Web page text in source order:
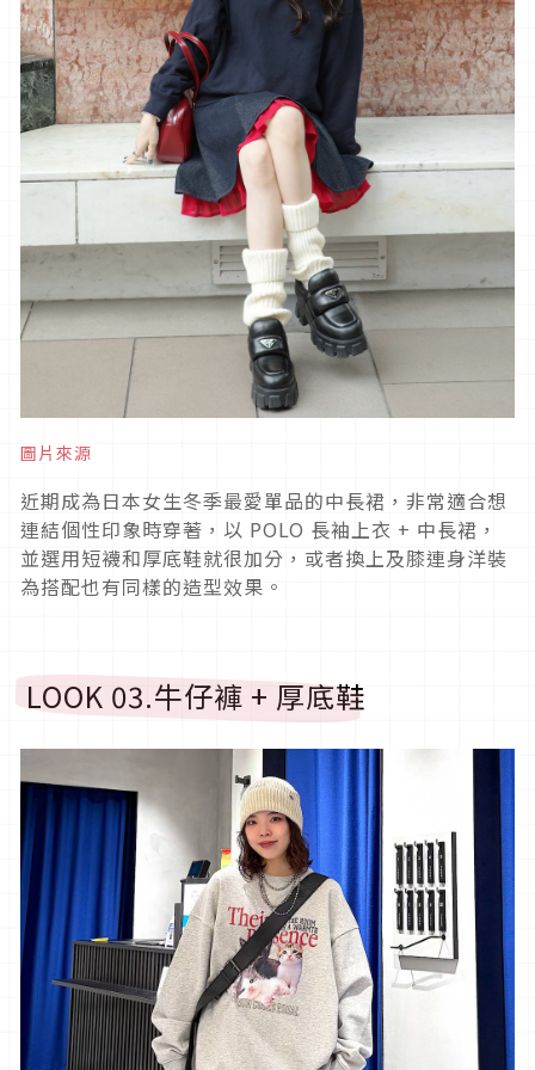
圖片來源
近期成為日本女生冬季最愛單品的中長裙，非常適合想
連結個性印象時穿著，以 POLO 長袖上衣 + 中長裙，
並選用短襪和厚底鞋就很加分，或者換上及膝連身洋裝
為搭配也有同樣的造型效果。
LOOK 03.牛仔褲 + 厚底鞋